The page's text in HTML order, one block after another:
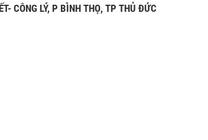
CÔNG LÝ, P BÌNH THỌ, TP THỦ ĐỨC